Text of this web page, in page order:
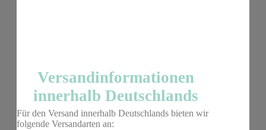
Versandinformationen
innerhalb Deutschlands
Für den Versand innerhalb Deutschlands bieten wir
folgende Versandarten an: